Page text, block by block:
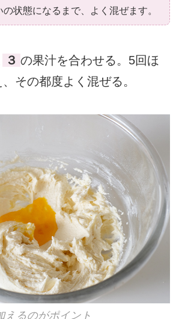
状態になるまで、よく混ぜます。
３ の果汁を合わせる。5回ほ
その都度よく混ぜる。
えるのがポイント